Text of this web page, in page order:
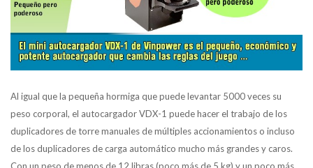
Al igual que la pequeña hormiga que puede levantar 5000 veces su
peso corporal, el autocargador VDX-1 puede hacer el trabajo de los
duplicadores de torre manuales de múltiples accionamientos o incluso
de los duplicadores de carga automático mucho más grandes y caros.
Con un peso de menos de 12 libras (poco más de 5 kg) y un poco más